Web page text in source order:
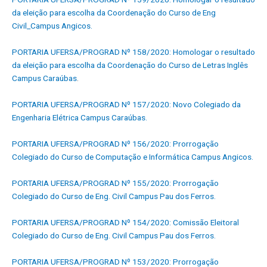
da eleição para escolha da Coordenação do Curso de Eng
Civil_Campus Angicos.
PORTARIA UFERSA/PROGRAD Nº 158/2020: Homologar o resultado
da eleição para escolha da Coordenação do Curso de Letras Inglês
Campus Caraúbas.
PORTARIA UFERSA/PROGRAD Nº 157/2020: Novo Colegiado da
Engenharia Elétrica Campus Caraúbas.
PORTARIA UFERSA/PROGRAD Nº 156/2020: Prorrogação
Colegiado do Curso de Computação e Informática Campus Angicos.
PORTARIA UFERSA/PROGRAD Nº 155/2020: Prorrogação
Colegiado do Curso de Eng. Civil Campus Pau dos Ferros.
PORTARIA UFERSA/PROGRAD Nº 154/2020: Comissão Eleitoral
Colegiado do Curso de Eng. Civil Campus Pau dos Ferros.
PORTARIA UFERSA/PROGRAD Nº 153/2020: Prorrogação